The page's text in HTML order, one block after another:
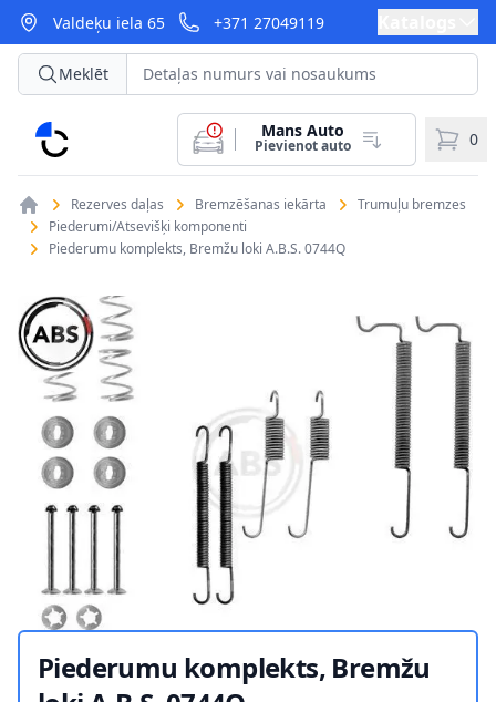
Valdeķu iela 65 +371 27049119
CarParts
Meklēt
Mans Auto
Pievienot auto 0
Rezerves daļas Bremzēšanas iekārta
Trumuļu bremzes
Piederumi/Atsevišķi komponenti
Piederumu komplekts, Bremžu loki A.B.S. 0744Q
Piederumu komplekts, Bremžu